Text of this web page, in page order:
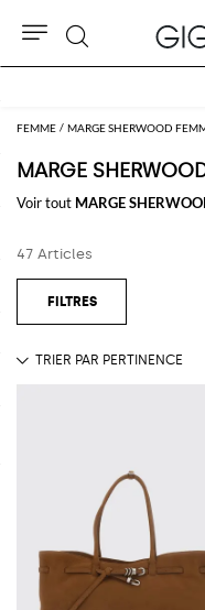
FEMME MARGE SHERWOOD
MARGE
Voir tout MARGE
47 Articles
Rechercher